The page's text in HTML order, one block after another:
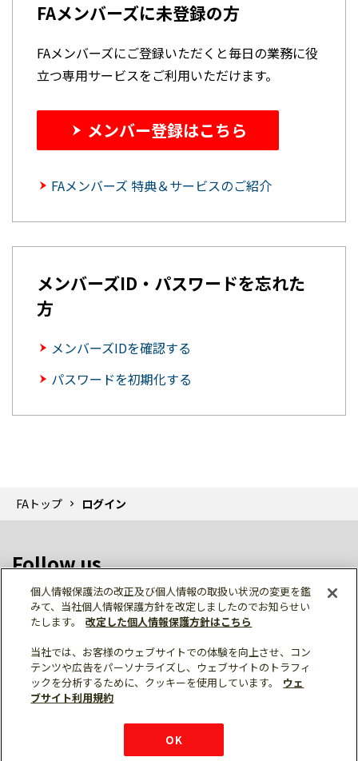
FAメンバーズに未登録の方
FAメンバーズにご登録いただくと毎日の業務に役
立つ専用サービスをご利用いただけます。
メンバー登録はこちら
FAメンバーズ 特典＆サービスのご紹介
メンバーズID・パスワードを忘れた
方
メンバーズIDを確認する
パスワードを初期化する
FAトップ ログイン
Follow us
個人情報保護 利用規約
ご利用にあたって
サイトマップ
三菱電機トップ
個人情報保護法の改正及び個人情報の取扱い状況の変更を鑑
みて、当社個人情報保護方針を改定しましたのでお知らせい
たします。
改定した個人情報保護方針はこちら
当社では、お客様のウェブサイトでの体験を向上させ、コン
テンツや広告をパーソナライズし、ウェブサイトのトラフィ
ックを分析するために、クッキーを使用しています。
ウェ
ブサイト利用規約
OK
チャットサービス